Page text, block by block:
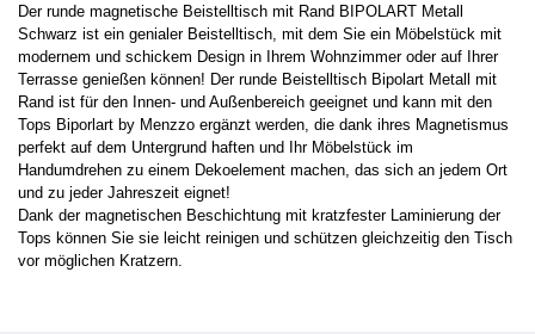
Der runde magnetische Beistelltisch mit Rand BIPOLART Metall
Schwarz ist ein genialer Beistelltisch, mit dem Sie ein Möbelstück mit
modernem und schickem Design in Ihrem Wohnzimmer oder auf Ihrer
Terrasse genießen können! Der runde Beistelltisch Bipolart Metall mit
Rand ist für den Innen- und Außenbereich geeignet und kann mit den
Tops Biporlart by Menzzo ergänzt werden, die dank ihres Magnetismus
perfekt auf dem Untergrund haften und Ihr Möbelstück im
Handumdrehen zu einem Dekoelement machen, das sich an jedem Ort
und zu jeder Jahreszeit eignet!
Dank der magnetischen Beschichtung mit kratzfester Laminierung der
Tops können Sie sie leicht reinigen und schützen gleichzeitig den Tisch
vor möglichen Kratzern.